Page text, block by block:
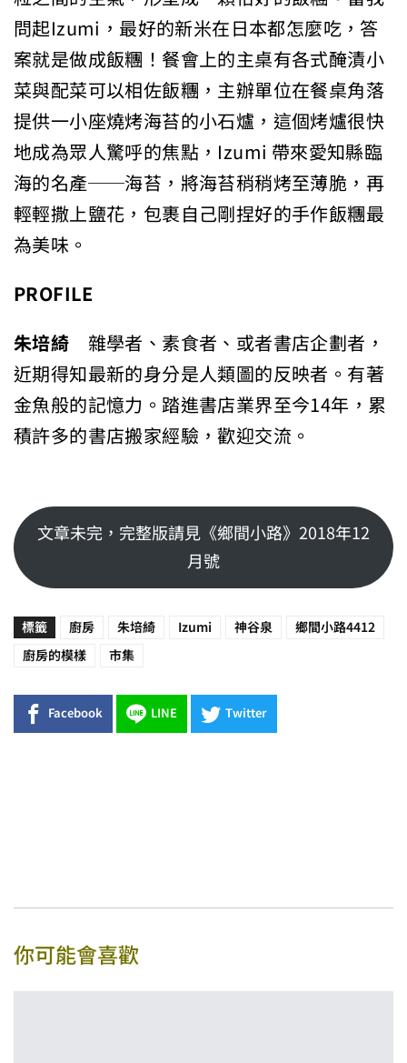
問起Izumi，最好的新米在日本都怎麼吃，答
案就是做成飯糰！餐會上的主桌有各式醃漬小
菜與配菜可以相佐飯糰，主辦單位在餐桌角落
提供一小座燒烤海苔的小石爐，這個烤爐很快
地成為眾人驚呼的焦點，Izumi 帶來愛知縣臨
海的名產──海苔，將海苔稍稍烤至薄脆，再
輕輕撒上鹽花，包裹自己剛捏好的手作飯糰最
為美味。
PROFILE
朱培綺 雜學者、素食者、或者書店企劃者，
近期得知最新的身分是人類圖的反映者。有著
金魚般的記憶力。踏進書店業界至今14年，累
積許多的書店搬家經驗，歡迎交流。
文章未完，完整版請見《鄉間小路》2018年12
月號
標籤 廚房 朱培綺 Izumi 神谷泉 鄉間小路4412
廚房的模樣 市集
Facebook LINE Twitter
你可能會喜歡